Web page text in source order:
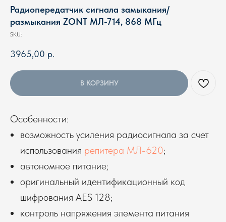
Радиопередатчик сигнала замыкания/
размыкания ZONT МЛ-714, 868 МГц
SKU:
3965,00 р.
В КОРЗИНУ
Особенности:
возможность усиления радиосигнала за счет
использования репитера МЛ-620;
автономное питание;
оригинальный идентификационный код
шифрования AES 128;
контроль напряжения элемента питания